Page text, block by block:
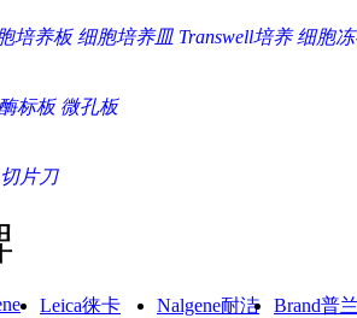
培养板 细胞培养皿 Transwell培养 细胞
酶标板 微孔板
切片刀
Leica徕卡 Nalgene耐洁 Brand普